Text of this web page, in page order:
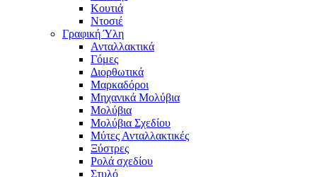
Κουτιά
Ντοσιέ
Γραφική Ύλη
Ανταλλακτικά
Γόμες
Διορθωτικά
Μαρκαδόροι
Μηχανικά Μολύβια
Μολύβια
Μολύβια Σχεδίου
Μύτες Ανταλλακτικές
Ξύστρες
Ρολά σχεδίου
Στυλό